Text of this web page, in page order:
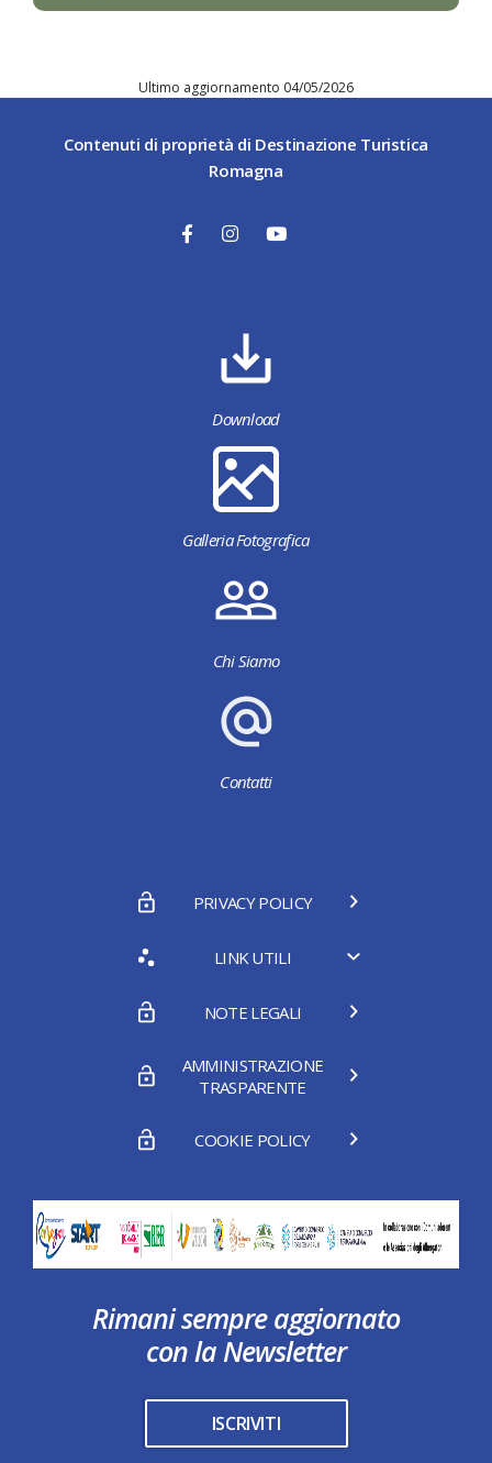
Ultimo aggiornamento 04/05/2026
Contenuti di proprietà di Destinazione Turistica
Romagna
Download
Galleria Fotografica
Chi Siamo
Contatti
PRIVACY POLICY
LINK UTILI
NOTE LEGALI
AMMINISTRAZIONE
TRASPARENTE
COOKIE POLICY
Rimani sempre aggiornato
con la Newsletter
ISCRIVITI